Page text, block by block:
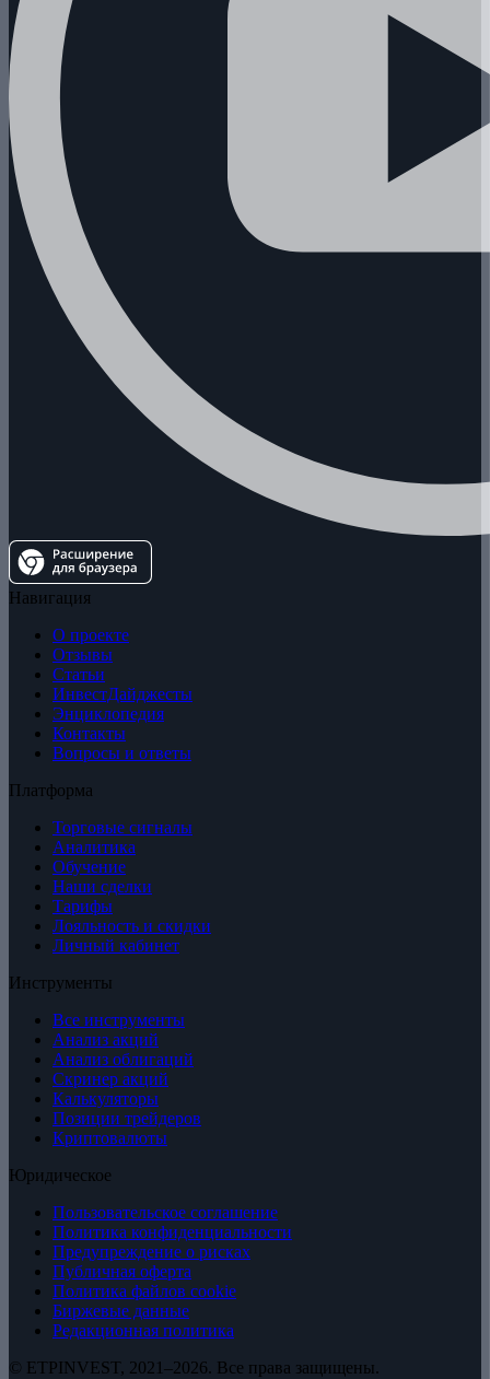
Навигация
О проекте
Отзывы
Статьи
ИнвестДайджесты
Энциклопедия
Контакты
Вопросы и ответы
Платформа
Торговые сигналы
Аналитика
Обучение
Наши сделки
Тарифы
Лояльность и скидки
Личный кабинет
Инструменты
Все инструменты
Анализ акций
Анализ облигаций
Скринер акций
Калькуляторы
Позиции трейдеров
Криптовалюты
Юридическое
Пользовательское соглашение
Политика конфиденциальности
Предупреждение о рисках
Публичная оферта
Политика файлов cookie
Биржевые данные
Редакционная политика
© ETPINVEST, 2021–2026. Все права защищены.